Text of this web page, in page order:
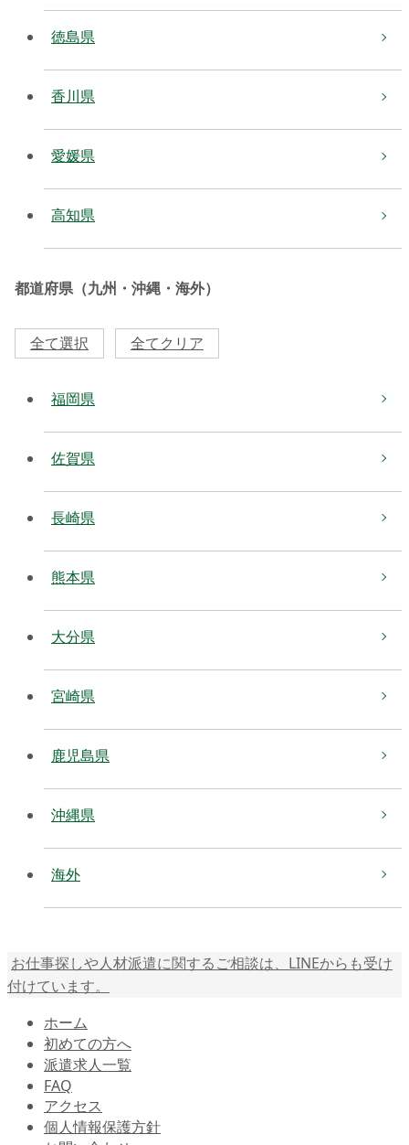
徳島県
香川県
愛媛県
高知県
都道府県（九州・沖縄・海外）
全て選択 全てクリア
福岡県
佐賀県
長崎県
熊本県
大分県
宮崎県
鹿児島県
沖縄県
海外
お仕事探しや人材派遣に関するご相談は、LINEからも受け
付けています。
ホーム
初めての方へ
派遣求人一覧
FAQ
アクセス
個人情報保護方針